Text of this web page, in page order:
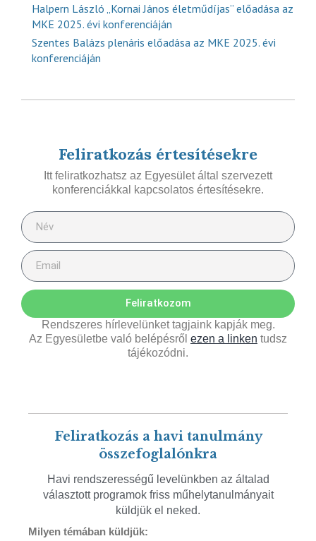
Halpern László „Kornai János életműdíjas” előadása az
MKE 2025. évi konferenciáján
Szentes Balázs plenáris előadása az MKE 2025. évi
konferenciáján
Feliratkozás értesítésekre
Itt feliratkozhatsz az Egyesület által szervezett
konferenciákkal kapcsolatos értesítésekre.
Feliratkozom
Rendszeres hírlevelünket tagjaink kapják meg.
Az Egyesületbe való belépésről ezen a linken tudsz
tájékozódni.
Feliratkozás a havi tanulmány
összefoglalónkra
Havi rendszerességű levelünkben az általad
választott programok friss műhelytanulmányait
küldjük el neked.
Milyen témában küldjük: